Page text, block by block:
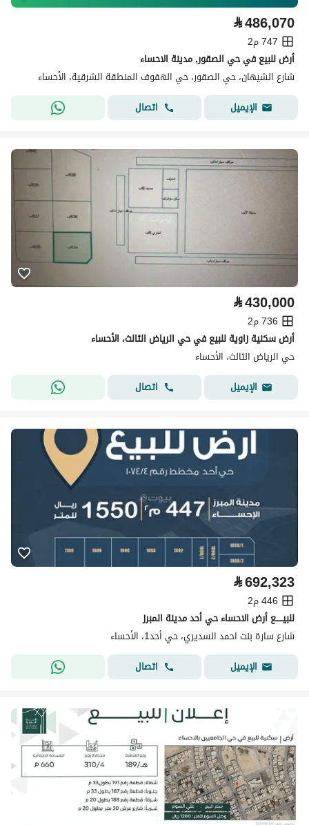
⃁486,070
747 م2
أرض للبيع في حي الصقور, مدينة الاحساء
شارع الشيهان، حي الصقور، حي الهفوف المنطقة الشرقية، الأحساء
الإيميل
اتصال
⃁430,000
736 م2
أرض سكنية زاوية للبيع في حي الرياض الثالث، الأحساء
حي الرياض الثالث، الأحساء
الإيميل
اتصال
⃁692,323
446 م2
للبيـــــع أرض الاحساء حي أحد مدينة المبرز
شارع سارة بنت احمد السديري، حي أحد1، الأحساء
الإيميل
اتصال